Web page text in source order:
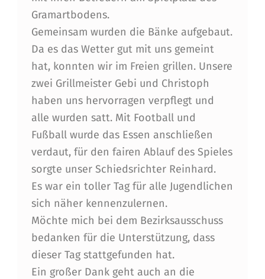
U
E
R
W
E
H
R
J
U
G
E
N
D
Gramartbodens.
Gemeinsam wurden die Bänke aufgebaut.
Da es das Wetter gut mit uns gemeint
hat, konnten wir im Freien grillen. Unsere
zwei Grillmeister Gebi und Christoph
haben uns hervorragen verpflegt und
alle wurden satt. Mit Football und
Fußball wurde das Essen anschließen
verdaut, für den fairen Ablauf des Spieles
sorgte unser Schiedsrichter Reinhard.
Es war ein toller Tag für alle Jugendlichen
sich näher kennenzulernen.
Möchte mich bei dem Bezirksausschuss
bedanken für die Unterstützung, dass
dieser Tag stattgefunden hat.
Ein großer Dank geht auch an die